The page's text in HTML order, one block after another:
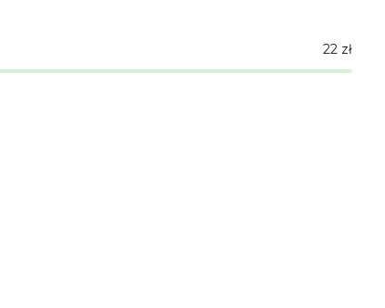
22 zł